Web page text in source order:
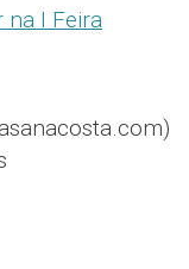
na I Feira